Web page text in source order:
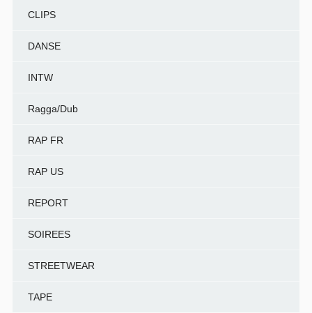
CLIPS
DANSE
INTW
Ragga/Dub
RAP FR
RAP US
REPORT
SOIREES
STREETWEAR
TAPE